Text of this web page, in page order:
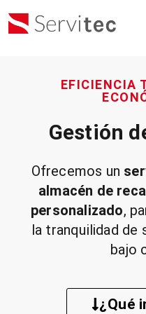
EFICIENCIA
Gestión
Ofrecemos un
almacén de
personalizado,
la tranquilidad de
bajo
¿Qué